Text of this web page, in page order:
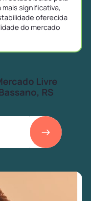
mais significativa,
oferecida
do mercado
Livre
RS